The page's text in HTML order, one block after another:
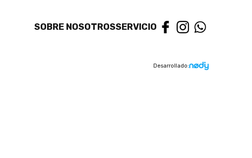
SOBRE NOSOTROSSERVICIO
Desarrollado: